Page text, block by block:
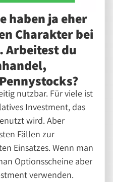
haben ja eher
Charakter bei
Arbeitest du
nutzbar. Für viele ist
Investment, das
wird. Aber
Fällen zur
Einsatzes. Wenn man
Optionsscheine aber
verwenden.